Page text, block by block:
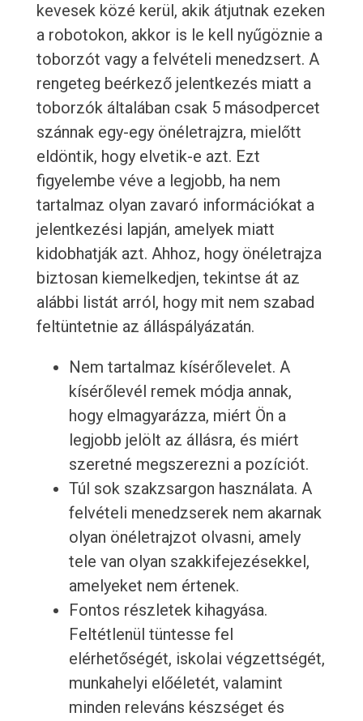
kevesek közé kerül, akik átjutnak ezeken
a robotokon, akkor is le kell nyűgöznie a
toborzót vagy a felvételi menedzsert. A
rengeteg beérkező jelentkezés miatt a
toborzók általában csak 5 másodpercet
szánnak egy-egy önéletrajzra, mielőtt
eldöntik, hogy elvetik-e azt. Ezt
figyelembe véve a legjobb, ha nem
tartalmaz olyan zavaró információkat a
jelentkezési lapján, amelyek miatt
kidobhatják azt. Ahhoz, hogy önéletrajza
biztosan kiemelkedjen, tekintse át az
alábbi listát arról, hogy mit nem szabad
feltüntetnie az álláspályázatán.
Nem tartalmaz kísérőlevelet. A
kísérőlevél remek módja annak,
hogy elmagyarázza, miért Ön a
legjobb jelölt az állásra, és miért
szeretné megszerezni a pozíciót.
Túl sok szakzsargon használata. A
felvételi menedzserek nem akarnak
olyan önéletrajzot olvasni, amely
tele van olyan szakkifejezésekkel,
amelyeket nem értenek.
Fontos részletek kihagyása.
Feltétlenül tüntesse fel
elérhetőségét, iskolai végzettségét,
munkahelyi előéletét, valamint
minden releváns készséget és